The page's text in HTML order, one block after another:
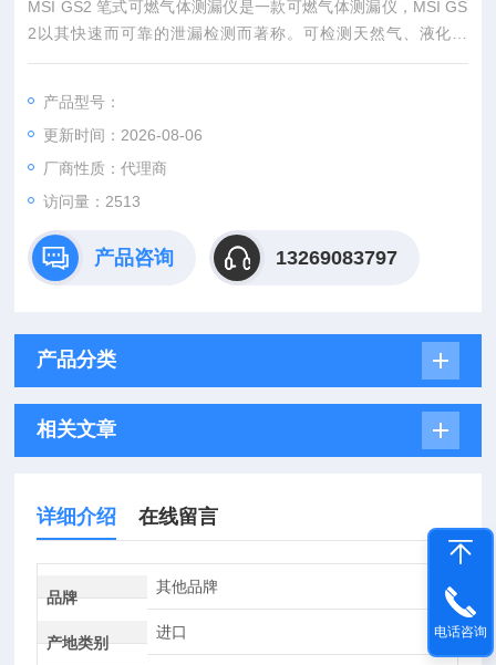
MSI GS2 笔式可燃气体测漏仪是一款可燃气体测漏仪，MSI GS
2以其快速而可靠的泄漏检测而著称。可检测天然气、液化气
等。该设备用于寻找工艺和工厂中气体装置的泄漏源，具有小巧
产品型号：
更新时间：2026-08-06
厂商性质：代理商
访问量：2513
产品咨询 13269083797
产品分类
相关文章
详细介绍 在线留言
品牌
其他品牌
产地类别
进口 电话咨询